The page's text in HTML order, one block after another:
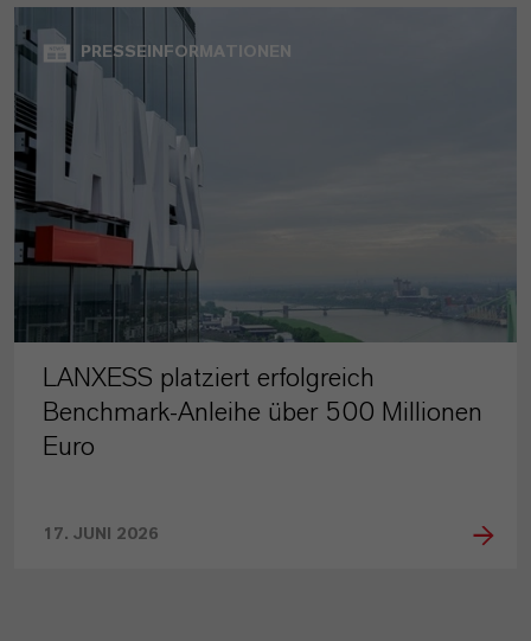
PRESSEINFORMATIONEN
LANXESS platziert erfolgreich
Benchmark-Anleihe über 500 Millionen
Euro
17. JUNI 2026